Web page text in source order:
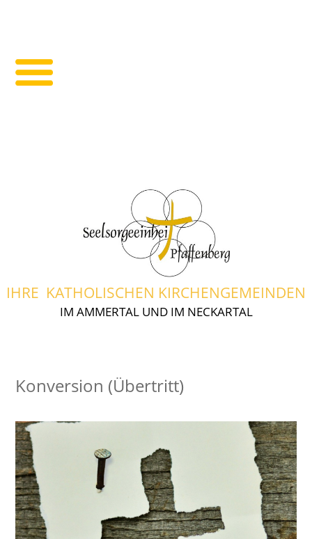
IHRE KATHOLISCHEN KIRCHENGEMEINDEN
IM AMMERTAL UND IM NECKARTAL
Konversion (Übertritt)